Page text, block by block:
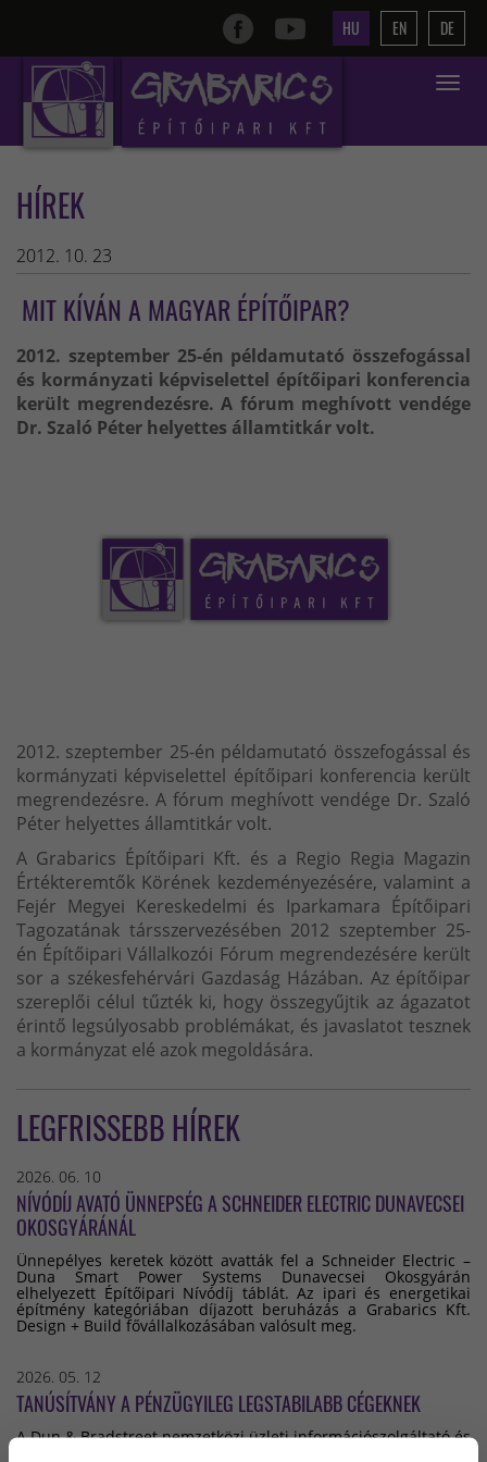
HU EN DE
Toggle
HÍREK
2012. 10. 23
MIT KÍVÁN A MAGYAR ÉPÍTŐIPAR?
2012. szeptember 25-én példamutató összefogással
és kormányzati képviselettel építőipari konferencia
került megrendezésre. A fórum meghívott vendége
Dr. Szaló Péter helyettes államtitkár volt.
2012. szeptember 25-én példamutató összefogással és
kormányzati képviselettel építőipari konferencia került
megrendezésre. A fórum meghívott vendége Dr. Szaló
Péter helyettes államtitkár volt.
A Grabarics Építőipari Kft. és a Regio Regia Magazin
Értékteremtők Körének kezdeményezésére, valamint a
Fejér Megyei Kereskedelmi és Iparkamara Építőipari
Tagozatának társszervezésében 2012 szeptember 25-
én Építőipari Vállalkozói Fórum megrendezésére került
sor a székesfehérvári Gazdaság Házában. Az építőipar
szereplői célul tűzték ki, hogy összegyűjtik az ágazatot
érintő legsúlyosabb problémákat, és javaslatot tesznek
a kormányzat elé azok megoldására.
LEGFRISSEBB HÍREK
2026. 06. 10
NÍVÓDÍJ AVATÓ ÜNNEPSÉG A SCHNEIDER ELECTRIC DUNAVECSEI
OKOSGYÁRÁNÁL
Ünnepélyes keretek között avatták fel a Schneider Electric –
Duna Smart Power Systems Dunavecsei Okosgyárán
elhelyezett Építőipari Nívódíj táblát. Az ipari és energetikai
építmény kategóriában díjazott beruházás a Grabarics Kft.
Design + Build fővállalkozásában valósult meg.
2026. 05. 12
TANÚSÍTVÁNY A PÉNZÜGYILEG LEGSTABILABB CÉGEKNEK
A Dun & Bradstreet nemzetközi üzleti információszolgáltató és